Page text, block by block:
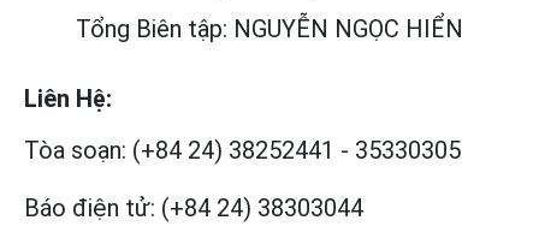
Tổng Biên tập: NGUYỄN NGỌC HIỂN
Liên Hệ:
Tòa soạn: (+84 24) 38252441 - 35330305
Báo điện tử: (+84 24) 38303044